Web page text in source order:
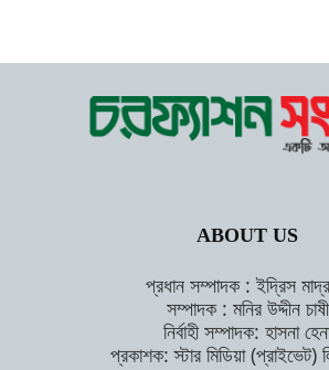
ABOUT US
প্রধান সম্পাদক : ইদ্রিস
সম্পাদক : মনির উদ্দীন চাষী
নির্বাহী সম্পাদক: হাসনা
প্রকাশক: স্টার মিডিয়া (প্রাইভেট)